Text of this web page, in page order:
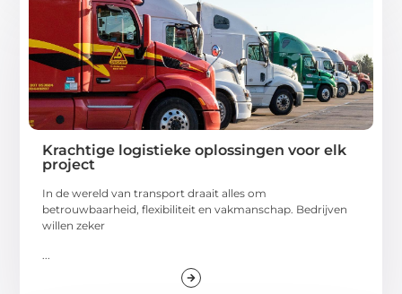
Krachtige logistieke oplossingen voor elk
project
In de wereld van transport draait alles om
betrouwbaarheid, flexibiliteit en vakmanschap. Bedrijven
willen zeker